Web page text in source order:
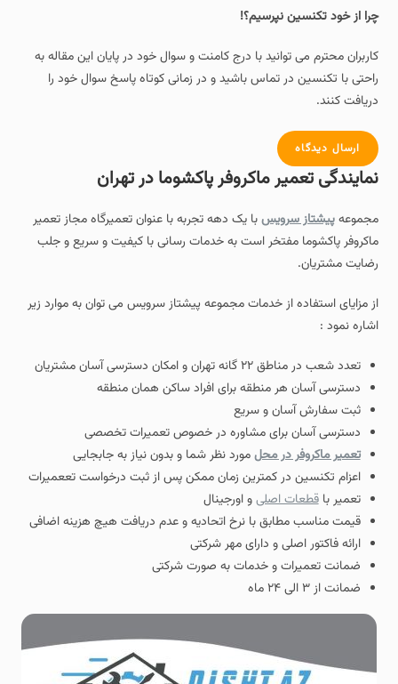
چرا از خود تکنسین نپرسیم؟!
کاربران محترم می توانید با درج کامنت و سوال خود در پایان این مقاله به
راحتی با تکنسین در تماس باشید و در زمانی کوتاه پاسخ سوال خود را
دریافت کنند.
ارسال دیدگاه
نمایندگی تعمیر ماکروفر پاکشوما در تهران
مجموعهپیشتاز سرویسبا یک دهه تجربه با عنوان تعمیرگاه مجاز تعمیر
ماکروفر پاکشوما مفتخر است به خدمات رسانی با کیفیت و سریع و جلب
رضایت مشتریان.
از مزایای استفاده از خدمات مجموعه پیشتاز سرویس می توان به موارد زیر
اشاره نمود :
تعدد شعب در مناطق ۲۲ گانه تهران و امکان دسترسی آسان مشتریان
دسترسی آسان هر منطقه برای افراد ساکن همان منطقه
ثبت سفارش آسان و سریع
دسترسی آسان برای مشاوره در خصوص تعمیرات تخصصی
تعمیر ماکروفر در محلمورد نظر شما و بدون نیاز به جابجایی
اعزام تکنسین در کمترین زمان ممکن پس از ثبت درخواست تععمیرات
تعمیر باقطعات اصلیو اورجینال
قیمت مناسب مطابق با نرخ اتحادیه و عدم دریافت هیچ هزینه اضافی
ارائه فاکتور اصلی و دارای مهر شرکتی
ضمانت تعمیرات و خدمات به صورت شرکتی
ضمانت از ۳ الی ۲۴ ماه